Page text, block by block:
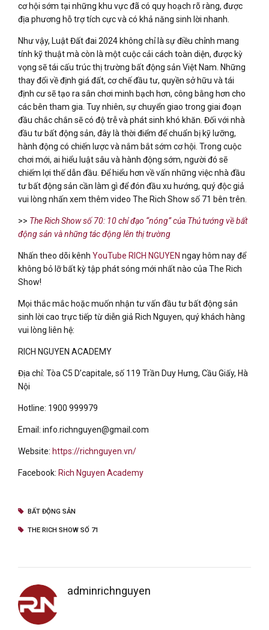
cơ hội sớm tại những khu vực đã có quy hoạch rõ ràng, được
địa phương hỗ trợ tích cực và có khả năng sinh lời nhanh.
Như vậy, Luật Đất đai 2024 không chỉ là sự điều chỉnh mang
tính kỹ thuật mà còn là một cuộc cải cách toàn diện, được kỳ
vọng sẽ tái cấu trúc thị trường bất động sản Việt Nam. Những
thay đổi về định giá đất, cơ chế đầu tư, quyền sở hữu và tái
định cư sẽ tạo ra sân chơi minh bạch hơn, công bằng hơn cho
các bên tham gia. Tuy nhiên, sự chuyển giao trong giai đoạn
đầu chắc chắn sẽ có độ trễ và phát sinh khó khăn. Đối với nhà
đầu tư bất động sản, đây là thời điểm để chuẩn bị kỹ lưỡng,
hành động có chiến lược và nắm bắt sớm cơ hội. Trong cuộc
chơi mới, ai hiểu luật sâu và hành động sớm, người đó sẽ
chiếm lợi thế dẫn đầu. Để hiểu hơn về vấn những việc nhà đầu
tư bất động sản cần làm gì để đón đầu xu hướng, quý độc giả
vui lòng nhấn xem thêm video The Rich Show số 71 bên trên.
>> The Rich Show số 70: 10 chỉ đạo “nóng” của Thủ tướng về bất
động sản và những tác động lên thị trường
Nhấn theo dõi kênh YouTube RICH NGUYEN ngay hôm nay để
không bỏ lỡ bất kỳ tập phát sóng mới nhất nào của The Rich
Show!
Mọi thắc mắc hoặc muốn nhận tư vấn đầu tư bất động sản
sinh lời cao trực tiếp từ diễn giả Rich Nguyen, quý khách hàng
vui lòng liên hệ:
RICH NGUYEN ACADEMY
Địa chỉ: Tòa C5 D’capitale, số 119 Trần Duy Hưng, Cầu Giấy, Hà
Nội
Hotline: 1900 999979
Email: info.richnguyen@gmail.com
Website: https://richnguyen.vn/
Facebook: Rich Nguyen Academy
BẤT ĐỘNG SẢN
THE RICH SHOW SỐ 71
adminrichnguyen